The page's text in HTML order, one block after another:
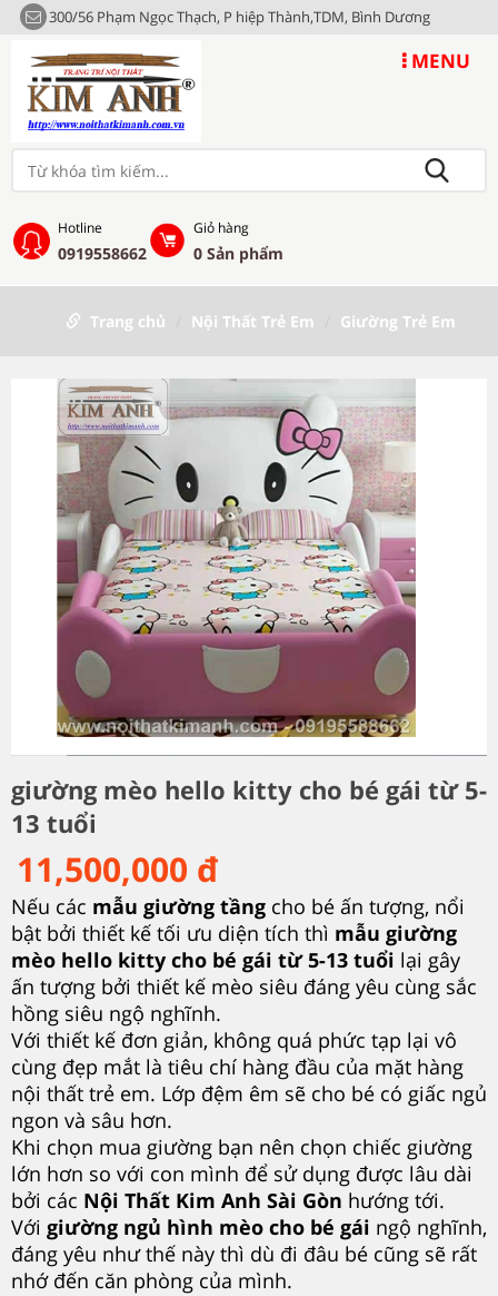
300/56 Phạm Ngọc Thạch, P hiệp Thành,TDM, Bình Dương
MENU
Hotline
0919558662
Giỏ hàng
0 Sản phẩm
Trang chủ Nội Thất Trẻ Em Giường Trẻ Em
giường mèo hello kitty cho bé gái từ 5-
13 tuổi
11,500,000 đ
Nếu các mẫu giường tầng cho bé ấn tượng, nổi
bật bởi thiết kế tối ưu diện tích thì mẫu giường
mèo hello kitty cho bé gái từ 5-13 tuổi lại gây
ấn tượng bởi thiết kế mèo siêu đáng yêu cùng sắc
hồng siêu ngộ nghĩnh.
Với thiết kế đơn giản, không quá phức tạp lại vô
cùng đẹp mắt là tiêu chí hàng đầu của mặt hàng
nội thất trẻ em. Lớp đệm êm sẽ cho bé có giấc ngủ
ngon và sâu hơn.
Khi chọn mua giường bạn nên chọn chiếc giường
lớn hơn so với con mình để sử dụng được lâu dài
bởi các Nội Thất Kim Anh Sài Gòn hướng tới.
Với giường ngủ hình mèo cho bé gái ngộ nghĩnh,
đáng yêu như thế này thì dù đi đâu bé cũng sẽ rất
nhớ đến căn phòng của mình.